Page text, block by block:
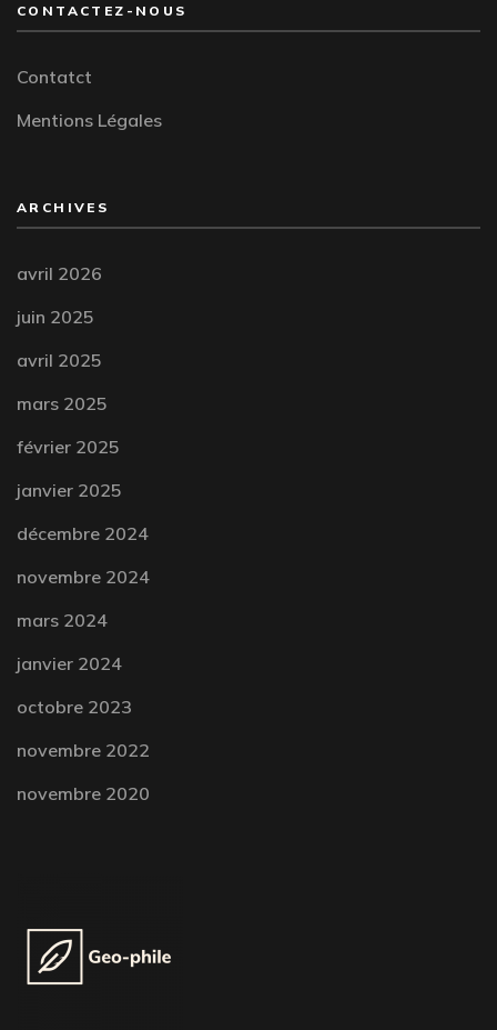
CONTACTEZ-NOUS
Contatct
Mentions Légales
ARCHIVES
avril 2026
juin 2025
avril 2025
mars 2025
février 2025
janvier 2025
décembre 2024
novembre 2024
mars 2024
janvier 2024
octobre 2023
novembre 2022
novembre 2020